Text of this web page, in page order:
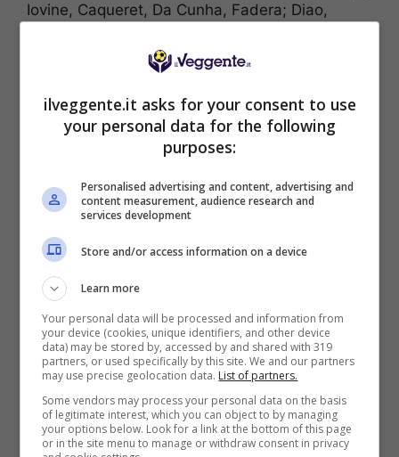
Iovine, Caqueret, Da Cunha, Fadera; Diao,
ATALANTA (3-4-1-2):Carnesecchi; Djimsiti,
Scalvini, Kolasinac; Bellanova, Ederson, de
Roon, Ruggeri; Pasalic; De Ketelaere, Lookman.
POSSIBILE RISULTATO: 1-2
BONUS SPORTBET: 100€ SUBITO
Bonus 50€ SENZA deposito + fino a 50€ di
rimborso
Bonus 50€ senza deposito sport + fino a 50€ di
bonus rimborso sul primo deposito
200€
ilveggente.it asks for your consent to use
your personal data for the following
purposes:
Personalised advertising and content, advertising and
content measurement, audience research and
services development
Store and/or access information on a device
Learn more
Your personal data will be processed and information from
your device (cookies, unique identifiers, and other device
data) may be stored by, accessed by and shared with 319
partners, or used specifically by this site. We and our partners
may use precise geolocation data. List of partners.
Some vendors may process your personal data on the basis
of legitimate interest, which you can object to by managing
your options below. Look for a link at the bottom of this page
or in the site menu to manage or withdraw consent in privacy